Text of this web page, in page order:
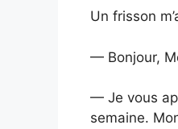
Un frisson
— Bonjour,
— Je vous
semaine.